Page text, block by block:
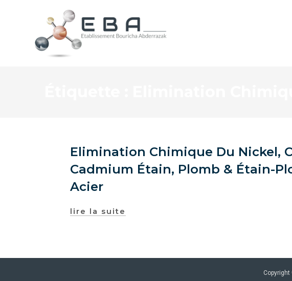
Elimination Chimique Du Nickel,
Cadmium Étain, Plomb & Étain-
Acier
lire la suite